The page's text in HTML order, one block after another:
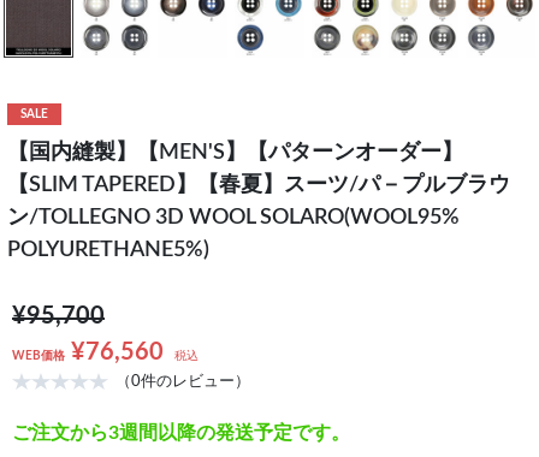
SALE
【国内縫製】【MEN'S】【パターンオーダー】
【SLIM TAPERED】【春夏】スーツ/パ－プルブラウ
ン/TOLLEGNO 3D WOOL SOLARO(WOOL95%
POLYURETHANE5%)
¥95,700
WEB価格 ¥76,560 税込
（0件のレビュー）
ご注文から3週間以降の発送予定です。